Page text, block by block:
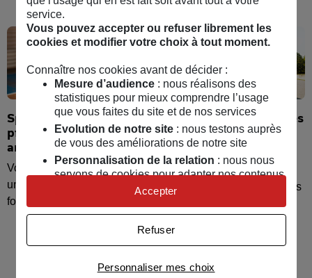
Sports et loisirs : en
profiter tout en
anticipant les risques
Votre enfant désire pratiquer
une activité extrascolaire :
football, piano, tennis...
Veiller à la sécurité des
enfants
Chutes, intoxications,
brûlures, noyades sont les
principaux risques auxquels
peuvent être confrontés les
gestes simples à mettre en
service.
Vous pouvez accepter ou refuser librement les
cookies et modifier votre choix à tout moment.
Connaître nos cookies avant de décider :
Mesure d’audience: nous réalisons des
statistiques pour mieux comprendre l’usage
que vous faites du site et de nos services
Evolution de notre site: nous testons auprès
de vous des améliorations de notre site
Personnalisation de la relation : nous nous
servons de cookies pour adapter nos contenus
et personnaliser nos offres
Univers publicitaire: nous utilisons avec nos
publicités personnalisées
Personnaliser mes choix
Refuser
Accepter